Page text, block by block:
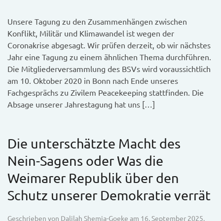
Unsere Tagung zu den Zusammenhängen zwischen
Konflikt, Militär und Klimawandel ist wegen der
Coronakrise abgesagt. Wir prüfen derzeit, ob wir nächstes
Jahr eine Tagung zu einem ähnlichen Thema durchführen.
Die Mitgliederversammlung des BSVs wird voraussichtlich
am 10. Oktober 2020 in Bonn nach Ende unseres
Fachgesprächs zu Zivilem Peacekeeping stattfinden. Die
Absage unserer Jahrestagung hat uns […]
Die unterschätzte Macht des
Nein-Sagens oder Was die
Weimarer Republik über den
Schutz unserer Demokratie verrät
Geschrieben von Dalilah Shemia-Goeke am 16. September 2025.